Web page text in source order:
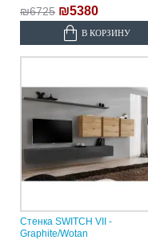
₪6725 ₪5380
В КОРЗИНУ
Стенка SWITCH VII -
Graphite/Wotan